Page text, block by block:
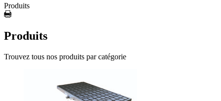
Produits
Produits
Trouvez tous nos produits par catégorie